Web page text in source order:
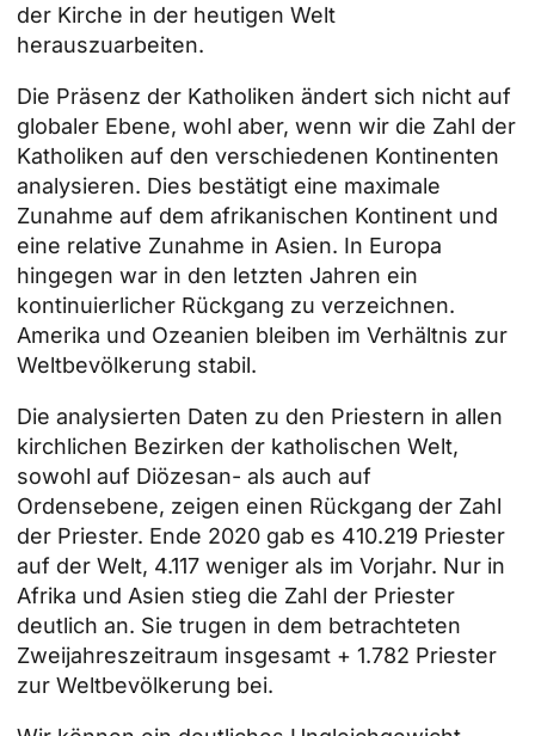
der Kirche in der heutigen Welt
herauszuarbeiten.
Die Präsenz der Katholiken ändert sich nicht auf
globaler Ebene, wohl aber, wenn wir die Zahl der
Katholiken auf den verschiedenen Kontinenten
analysieren. Dies bestätigt eine maximale
Zunahme auf dem afrikanischen Kontinent und
eine relative Zunahme in Asien. In Europa
hingegen war in den letzten Jahren ein
kontinuierlicher Rückgang zu verzeichnen.
Amerika und Ozeanien bleiben im Verhältnis zur
Weltbevölkerung stabil.
Die analysierten Daten zu den Priestern in allen
kirchlichen Bezirken der katholischen Welt,
sowohl auf Diözesan- als auch auf
Ordensebene, zeigen einen Rückgang der Zahl
der Priester. Ende 2020 gab es 410.219 Priester
auf der Welt, 4.117 weniger als im Vorjahr. Nur in
Afrika und Asien stieg die Zahl der Priester
deutlich an. Sie trugen in dem betrachteten
Zweijahreszeitraum insgesamt + 1.782 Priester
zur Weltbevölkerung bei.